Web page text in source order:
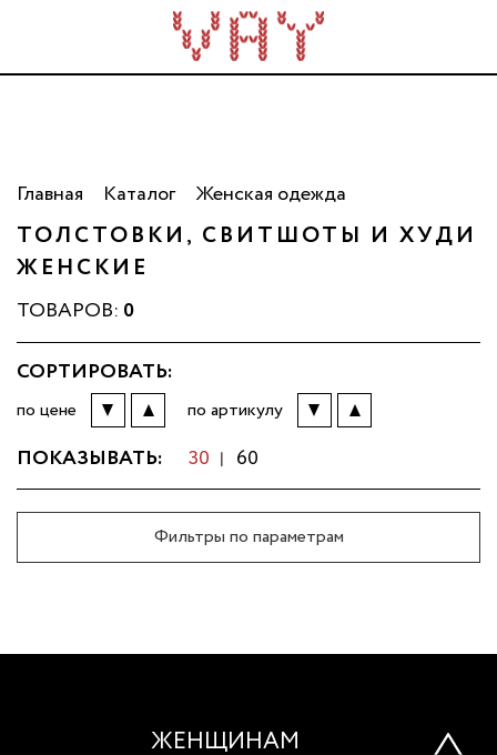
Трикотаж для всей семьи. Сделано в России. Опт
от 5 000 рублей.
Главная Каталог Женская одежда
ТОЛСТОВКИ, СВИТШОТЫ И ХУДИ
ЖЕНСКИЕ
ТОВАРОВ: 0
СОРТИРОВАТЬ:
по цене по артикулу
ПОКАЗЫВАТЬ: 30 60
Фильтры по параметрам
ЖЕНЩИНАМ